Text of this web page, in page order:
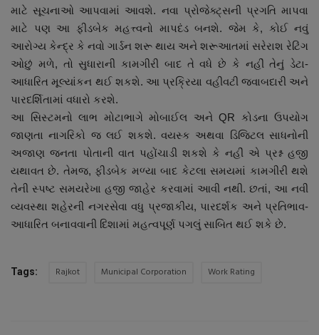
માટે સૂચનાઓ આપવામાં આવશે. નવા પ્રોજેક્ટ્સની પ્રગતિ માપવા
માટે પણ આ ફીડબેક મહત્ત્વનો માપદંડ બનશે. જેમ કે, કોઈ નવું
આરોગ્ય કેન્દ્ર કે નવો ગાર્ડન શરૂ થાય અને શરૂઆતમાં સરેરાશ રેટિંગ
ઓછું મળે, તો સુધારાની કામગીરી બાદ તે વધે છે કે નહીં તેનું ડેટા-
આધારિત મૂલ્યાંકન થઈ શકશે. આ પ્રક્રિયા વહીવટી જવાબદારી અને
પારદર્શિતામાં વધારો કરશે.
આ સિસ્ટમનો લાભ મોટાભાગે મોબાઈલ અને QR કોડના ઉપયોગ
જાણતા નાગરિકો જ લઈ શકશે. વયસ્ક અથવા ડિજિટલ સાધનોની
અજાણ જનતા પોતાની વાત પહોંચાડી શકશે કે નહીં એ પ્રશ્ન હજી
યથાવત છે. તેમજ, ફીડબેક મળ્યા બાદ કેટલા સમયમાં કામગીરી થશે
તેની સ્પષ્ટ સમયરેખા હજી જાહેર કરવામાં આવી નથી. છતાં, આ નવી
વ્યવસ્થા શહેરની નગરસેવા વધુ પ્રજાકીય, પારદર્શક અને પ્રતિભાવ-
આધારિત બનાવવાની દિશામાં મહત્વપૂર્ણ પગલું સાબિત થઈ શકે છે.
Tags: Rajkot Municipal Corporation Work Rating